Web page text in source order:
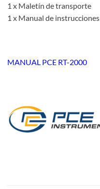
1 x Maletín de transporte
1 x Manual de instrucciones
MANUAL PCE RT-2000